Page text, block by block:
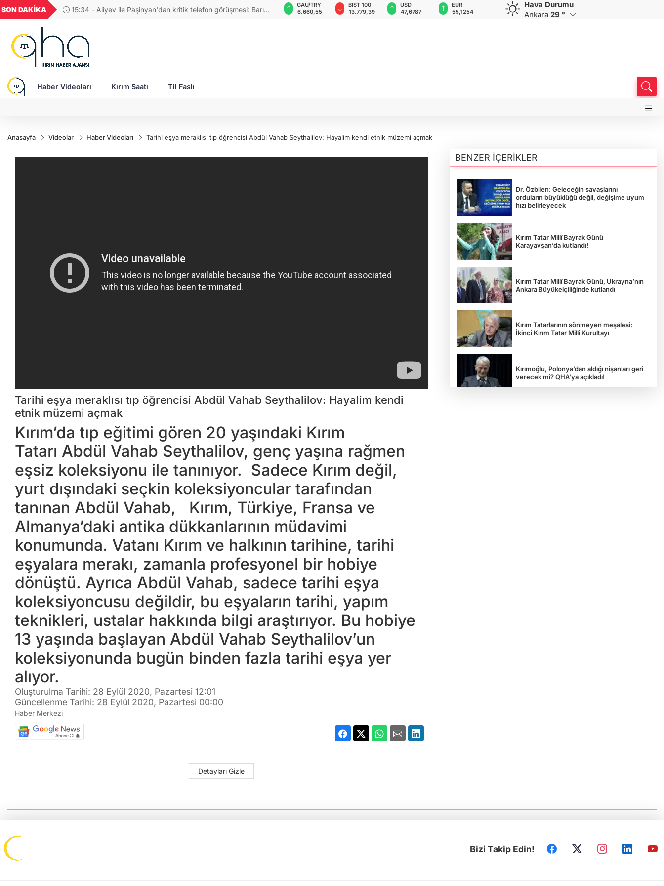
SON DAKİKA
15:34 - Aliyev ile Paşinyan'dan kritik telefon görüşmesi: Barış
UYU
1,1849
18,2677
16,3788
27,9743
0,0018
GAU/TRY
6.660,55
BIST 100
13.779,39
USD
47,6787
EUR
55,1254
GBP
64,3468
CHF
59,0083
Hava Durumu
Ankara 29 °
Haber Videoları Kırım Saatı Til Faslı
Anasayfa Videolar Haber Videoları Tarihi eşya meraklısı tıp öğrencisi Abdül Vahab Seythalilov: Hayalim kendi etnik müzemi açmak
Tarihi eşya meraklısı tıp öğrencisi Abdül Vahab Seythalilov: Hayalim kendi
etnik müzemi açmak
Kırım’da tıp eğitimi gören 20 yaşındaki Kırım
Tatarı Abdül Vahab Seythalilov, genç yaşına rağmen
eşsiz koleksiyonu ile tanınıyor. Sadece Kırım değil,
yurt dışındaki seçkin koleksiyoncular tarafından
tanınan Abdül Vahab, Kırım, Türkiye, Fransa ve
Almanya’daki antika dükkanlarının müdavimi
konumunda. Vatanı Kırım ve halkının tarihine, tarihi
eşyalara merakı, zamanla profesyonel bir hobiye
dönüştü. Ayrıca Abdül Vahab, sadece tarihi eşya
koleksiyoncusu değildir, bu eşyaların tarihi, yapım
teknikleri, ustalar hakkında bilgi araştırıyor. Bu hobiye
13 yaşında başlayan Abdül Vahab Seythalilov’un
koleksiyonunda bugün binden fazla tarihi eşya yer
alıyor.
Oluşturulma Tarihi: 28 Eylül 2020, Pazartesi 12:01
Güncellenme Tarihi: 28 Eylül 2020, Pazartesi 00:00
Haber Merkezi
Detayları Gizle
BENZER İÇERİKLER
Dr. Özbilen: Geleceğin savaşlarını
orduların büyüklüğü değil, değişime uyum
hızı belirleyecek
Kırım Tatar Millî Bayrak Günü
Karayavşan’da kutlandı!
Kırım Tatar Millî Bayrak Günü, Ukrayna’nın
Ankara Büyükelçiliğinde kutlandı
Kırım Tatarlarının sönmeyen meşalesi:
İkinci Kırım Tatar Millî Kurultayı
Kırımoğlu, Polonya’dan aldığı nişanları geri
verecek mi? QHA’ya açıkladı!
Bizi Takip Edin!